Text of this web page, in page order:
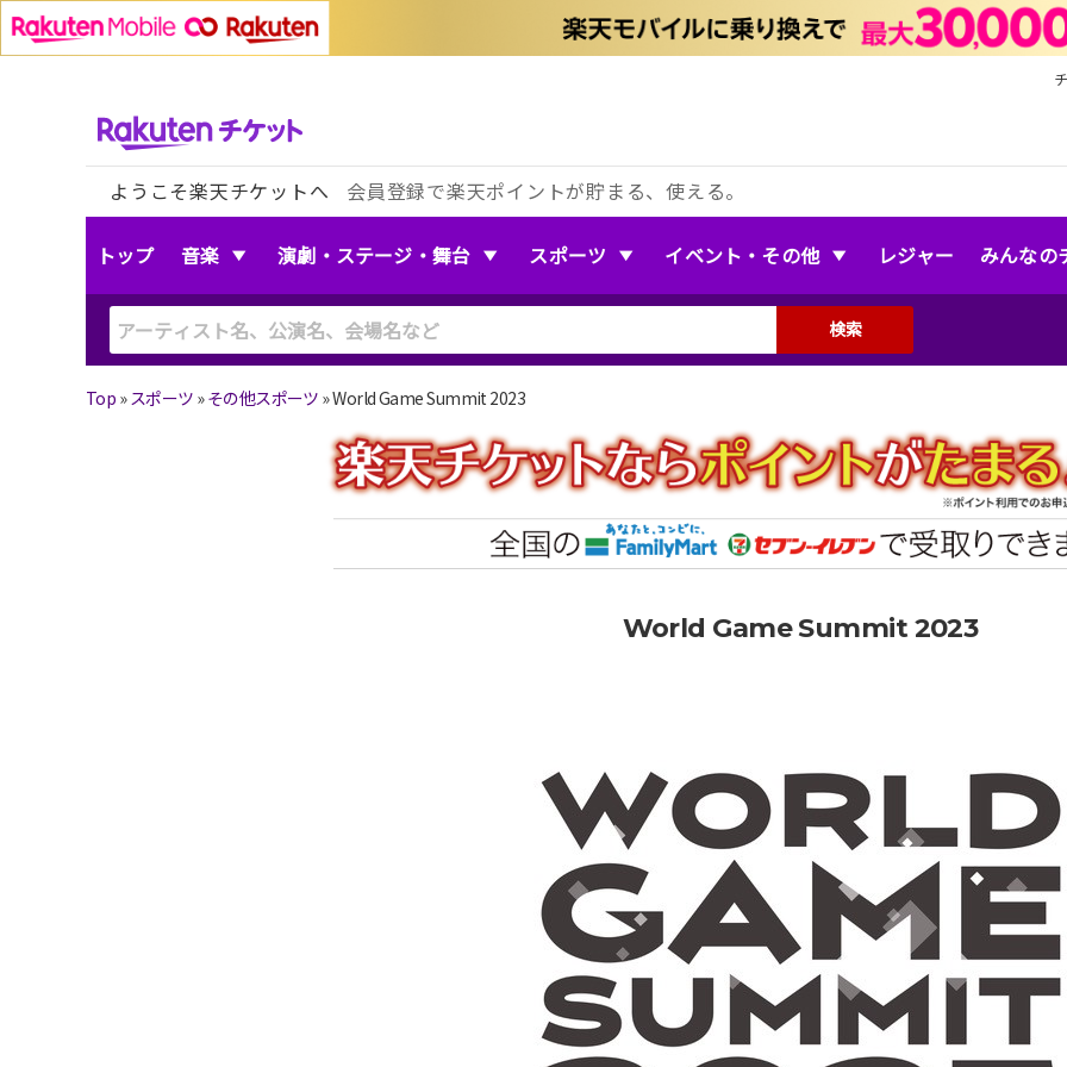
ようこそ楽天チケットへ 会員登録で楽天ポイントが貯まる、使える。
トップ 音楽 演劇・ステージ・舞台 スポーツ イベント・その他 レジャー みんなの
検索
Top » スポーツ »その他スポーツ »World Game Summit 2023
World Game Summit 2023